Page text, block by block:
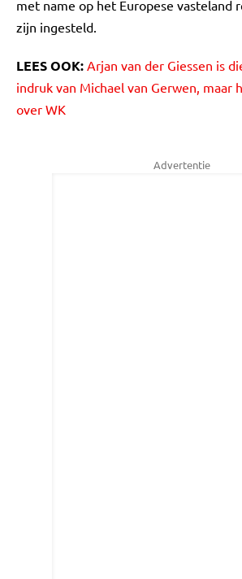
met name op het Europese vasteland
zijn ingesteld.
LEES OOK: Arjan van der Giessen is
indruk van Michael van Gerwen, maar
over WK
Advertentie